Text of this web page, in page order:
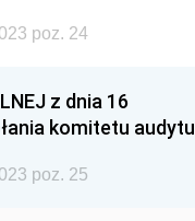
poz. 24
z dnia 16
komitetu audytu
poz. 25